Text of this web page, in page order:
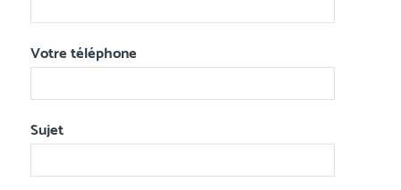
Votre téléphone
Sujet